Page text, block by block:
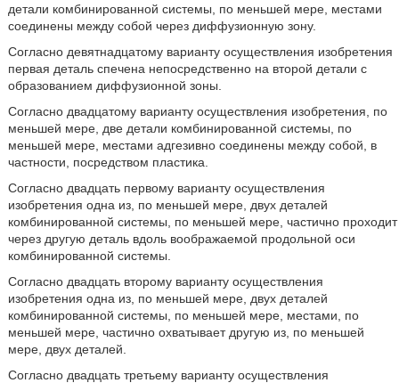
детали комбинированной системы, по меньшей мере, местами
соединены между собой через диффузионную зону.
Согласно девятнадцатому варианту осуществления изобретения
первая деталь спечена непосредственно на второй детали с
образованием диффузионной зоны.
Согласно двадцатому варианту осуществления изобретения, по
меньшей мере, две детали комбинированной системы, по
меньшей мере, местами адгезивно соединены между собой, в
частности, посредством пластика.
Согласно двадцать первому варианту осуществления
изобретения одна из, по меньшей мере, двух деталей
комбинированной системы, по меньшей мере, частично проходит
через другую деталь вдоль воображаемой продольной оси
комбинированной системы.
Согласно двадцать второму варианту осуществления
изобретения одна из, по меньшей мере, двух деталей
комбинированной системы, по меньшей мере, местами, по
меньшей мере, частично охватывает другую из, по меньшей
мере, двух деталей.
Согласно двадцать третьему варианту осуществления